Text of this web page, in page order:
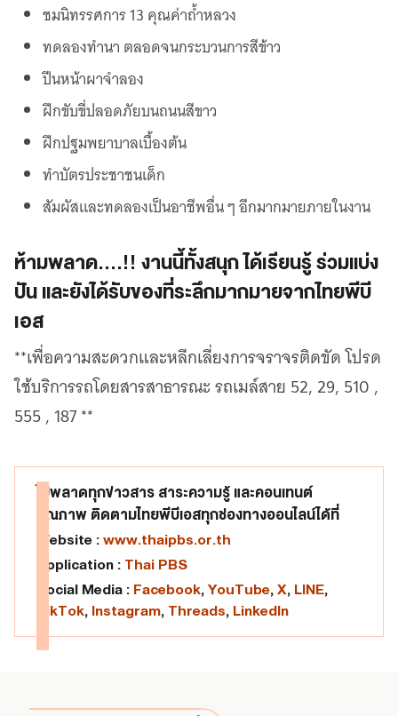
ชมนิทรรศการ 13 คุณค่าถ้ำหลวง
ทดลองทำนา ตลอดจนกระบวนการสีข้าว
ปีนหน้าผาจำลอง
ฝึกขับขี่ปลอดภัยบนถนนสีขาว
ฝึกปฐมพยาบาลเบื้องต้น
ทำบัตรประชาชนเด็ก
สัมผัสและทดลองเป็นอาชีพอื่น ๆ อีกมากมายภายในงาน
ห้ามพลาด….!! งานนี้ทั้งสนุก ได้เรียนรู้ ร่วมแบ่ง
ปัน และยังได้รับของที่ระลึกมากมายจากไทยพีบี
เอส
**เพื่อความสะดวกและหลีกเลี่ยงการจราจรติดขัด โปรด
ใช้บริการรถโดยสารสาธารณะ รถเมล์สาย 52, 29, 510 ,
555 , 187 **
ไม่พลาดทุกข่าวสาร สาระความรู้ และคอนเทนต์
คุณภาพ ติดตามไทยพีบีเอสทุกช่องทางออนไลน์ได้ที่
Website : www.thaipbs.or.th
Application : Thai PBS
Social Media : Facebook, YouTube, X, LINE,
TikTok, Instagram, Threads, LinkedIn